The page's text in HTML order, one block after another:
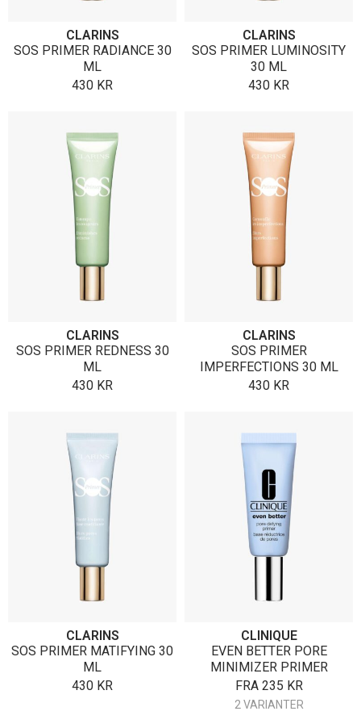
CLARINS
SOS PRIMER RADIANCE 30
ML
430 KR
CLARINS
SOS PRIMER LUMINOSITY
30 ML
430 KR
CLARINS
SOS PRIMER REDNESS 30
ML
430 KR
CLARINS
SOS PRIMER
IMPERFECTIONS 30 ML
430 KR
CLARINS
SOS PRIMER MATIFYING 30
ML
430 KR
CLINIQUE
EVEN BETTER PORE
MINIMIZER PRIMER
FRA 235 KR
2 VARIANTER